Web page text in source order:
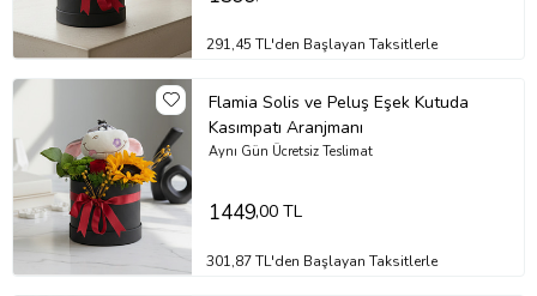
291,45 TL'den Başlayan Taksitlerle
Flamia Solis ve Peluş Eşek Kutuda
Kasımpatı Aranjmanı
Aynı Gün Ücretsiz Teslimat
1449,00 TL
301,87 TL'den Başlayan Taksitlerle